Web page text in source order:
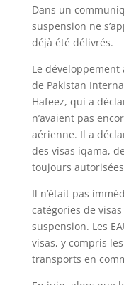
Dans un
suspension ne
déjà été délivrés.
Le
de Pakistan
Hafeez, qui a
n’avaient pas
aérienne. Il a
des visas iqama,
toujours
Il n’était pas
catégories de
suspension. Les
visas, y compris
transports en